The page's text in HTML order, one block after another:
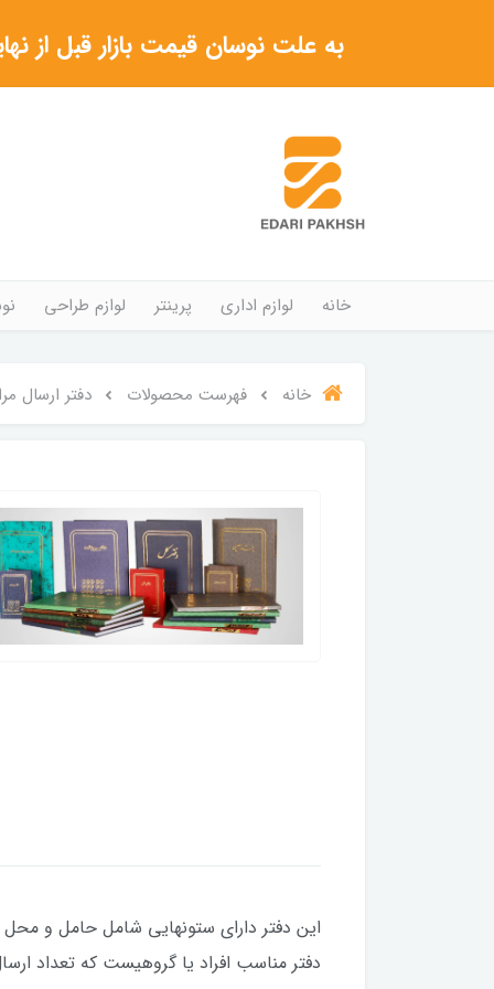
به علت نوسان قیمت بازار قبل از نهایی شدن خرید حتما
خانه لوازم اداری پرینتر لوازم طراحی
خانه فهرست محصولات دفتر ارسال مراسلات
این دفتر دارای ستونهایی شامل حامل و محل
دفتر مناسب افراد یا گروهیست که تعداد